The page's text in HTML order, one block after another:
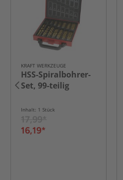
KRAFT WERKZEUGE
HSS-Spiralbohrer-
Set, 99-teilig
Inhalt: 1 Stück
16,19*